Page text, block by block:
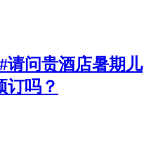
请问贵酒店暑期儿
订吗？